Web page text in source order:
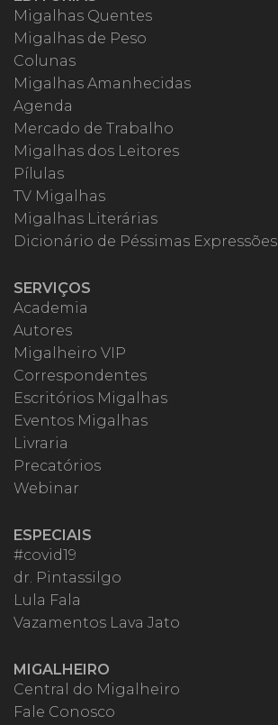
Migalhas Quentes
Migalhas de Peso
Colunas
Migalhas Amanhecidas
Agenda
Mercado de Trabalho
Migalhas dos Leitores
Pílulas
TV Migalhas
Migalhas Literárias
Dicionário de Péssimas Expressões
SERVIÇOS
Academia
Autores
Migalheiro VIP
Correspondentes
Escritórios Migalhas
Eventos Migalhas
Livraria
Precatórios
Webinar
ESPECIAIS
#covid19
dr. Pintassilgo
Lula Fala
Vazamentos Lava Jato
MIGALHEIRO
Central do Migalheiro
Fale Conosco